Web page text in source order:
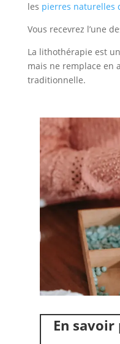
les pierres naturelles
Vous recevrez l’une
La lithothérapie est
mais ne remplace en
traditionnelle.
En savoir